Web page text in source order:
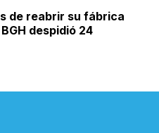
de reabrir su fábrica
despidió 24